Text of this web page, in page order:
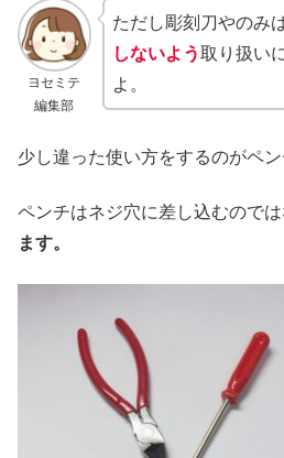
ヨセミテ
編集部
ただし彫刻刀やのみ
しないよう取り扱い
よ。
少し違った使い方をするのがペン
ペンチはネジ穴に差し込むのでは
ます。